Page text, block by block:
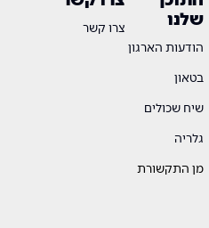
צרו קשר
שלנו
הודעות הארגון
בטאון
שיח שכולים
גלריה
מן התקשורת